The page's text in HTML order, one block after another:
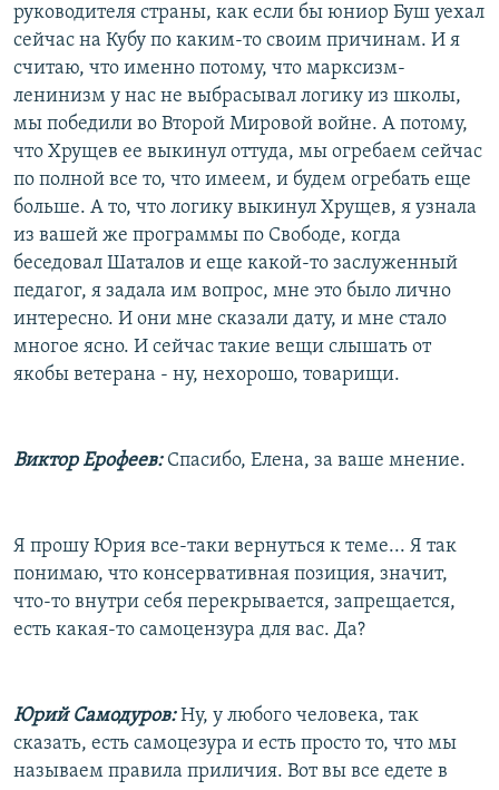
руководителя страны, как если бы юниор Буш уехал
сейчас на Кубу по каким-то своим причинам. И я
считаю, что именно потому, что марксизм-
ленинизм у нас не выбрасывал логику из школы,
мы победили во Второй Мировой войне. А потому,
что Хрущев ее выкинул оттуда, мы огребаем сейчас
по полной все то, что имеем, и будем огребать еще
больше. А то, что логику выкинул Хрущев, я узнала
из вашей же программы по Свободе, когда
беседовал Шаталов и еще какой-то заслуженный
педагог, я задала им вопрос, мне это было лично
интересно. И они мне сказали дату, и мне стало
многое ясно. И сейчас такие вещи слышать от
якобы ветерана - ну, нехорошо, товарищи.
Виктор Ерофеев:Спасибо, Елена, за ваше мнение.
Я прошу Юрия все-таки вернуться к теме... Я так
понимаю, что консервативная позиция, значит,
что-то внутри себя перекрывается, запрещается,
есть какая-то самоцензура для вас. Да?
Юрий Самодуров:Ну, у любого человека, так
сказать, есть самоцезура и есть просто то, что мы
называем правила приличия. Вот вы все едете в